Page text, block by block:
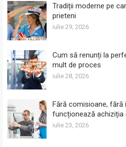
Tradiții moderne pe
prieteni
iulie 29, 2026
Cum să renunți la
mult de proces
iulie 28, 2026
Fără comisioane, fără
funcționează
iulie 23, 2026